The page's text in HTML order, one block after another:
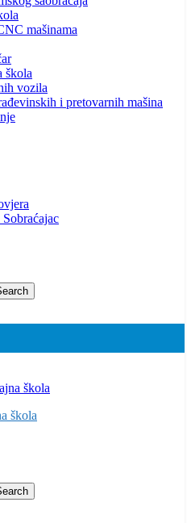
mašinama
škola
vozila
i pretovarnih mašina
škola